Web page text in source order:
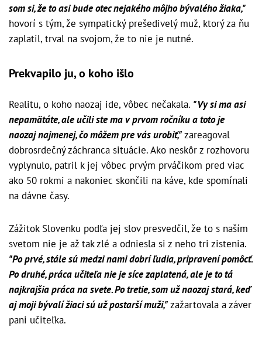
som si, že to asi bude otec nejakého môjho bývalého žiaka,"
hovorí s tým, že sympatický prešedivelý muž, ktorý za ňu
zaplatil, trval na svojom, že to nie je nutné.
Prekvapilo ju, o koho išlo
Realitu, o koho naozaj ide, vôbec nečakala. "Vy si ma asi
nepamätáte, ale učili ste ma v prvom ročníku a toto je
naozaj najmenej, čo môžem pre vás urobiť,"zareagoval
dobrosrdečný záchranca situácie. Ako neskôr z rozhovoru
vyplynulo, patril k jej vôbec prvým prváčikom pred viac
ako 50 rokmi a nakoniec skončili na káve, kde spomínali
na dávne časy.
Zážitok Slovenku podľa jej slov presvedčil, že to s naším
svetom nie je až tak zlé a odniesla si z neho tri zistenia.
"Po prvé, stále sú medzi nami dobrí ľudia, pripravení pomôcť.
Po druhé, práca učiteľa nie je síce zaplatená, ale je to tá
najkrajšia práca na svete. Po tretie, som už naozaj stará, keď
aj moji bývalí žiaci sú už postarší muži,"zažartovala a záver
pani učiteľka.